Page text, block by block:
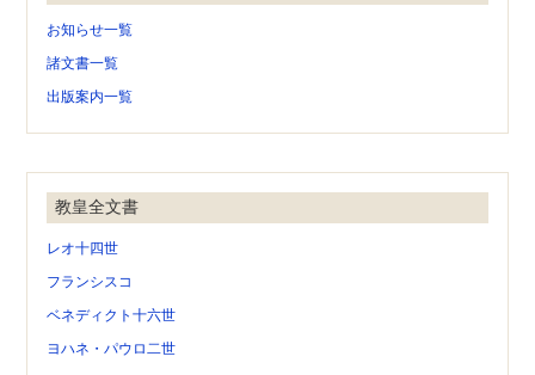
お知らせ一覧
諸文書一覧
出版案内一覧
教皇全文書
レオ十四世
フランシスコ
ベネディクト十六世
ヨハネ・パウロ二世